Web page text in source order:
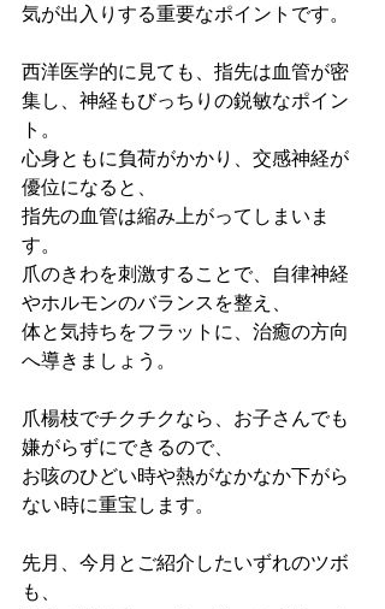
気が出入りする重要なポイントです。
西洋医学的に見ても、指先は血管が密
集し、神経もびっちりの鋭敏なポイン
ト。
心身ともに負荷がかかり、交感神経が
優位になると、
指先の血管は縮み上がってしまいま
す。
爪のきわを刺激することで、自律神経
やホルモンのバランスを整え、
体と気持ちをフラットに、治癒の方向
へ導きましょう。
爪楊枝でチクチクなら、お子さんでも
嫌がらずにできるので、
お咳のひどい時や熱がなかなか下がら
ない時に重宝します。
先月、今月とご紹介したいずれのツボ
も、